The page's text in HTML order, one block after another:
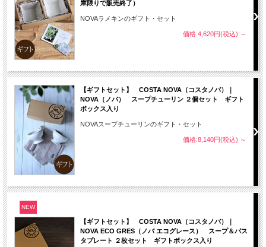
庫限りで販売終了）
NOVAラメキンのギフト・セット
価格:4,620円(税込) ～
【ギフトセット】 COSTA NOVA（コスタノバ）｜
NOVA（ノバ） スープチューリン ２個セット ギフト
ボックス入り
NOVAスープチューリンのギフト・セット
価格:8,140円(税込) ～
NEW
【ギフトセット】 COSTA NOVA（コスタノバ）｜
NOVA ECO GRES（ノバ エコグレース） スープ＆パス
タプレート ２枚セット ギフトボックス入り